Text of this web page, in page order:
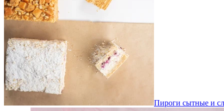
Пироги сытные и